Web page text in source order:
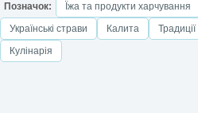
Позначок: Їжа та продукти харчування
Українські страви
Калита
Кулінарія